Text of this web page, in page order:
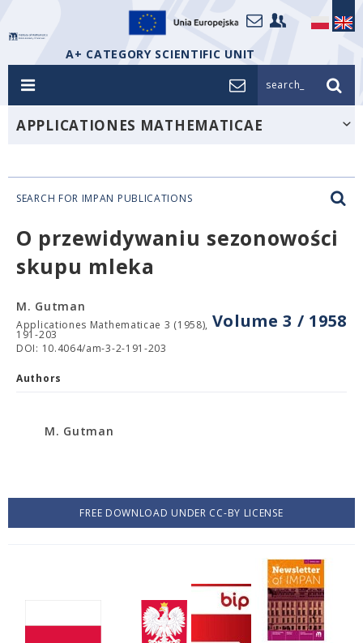
A+ CATEGORY SCIENTIFIC UNIT
search_
APPLICATIONES MATHEMATICAE
SEARCH FOR IMPAN PUBLICATIONS
O przewidywaniu sezonowości
skupu mleka
Volume 3 / 1958
M. Gutman
Applicationes Mathematicae 3 (1958),
191-203
DOI: 10.4064/am-3-2-191-203
Authors
M. Gutman
FREE DOWNLOAD UNDER CC-BY LICENSE